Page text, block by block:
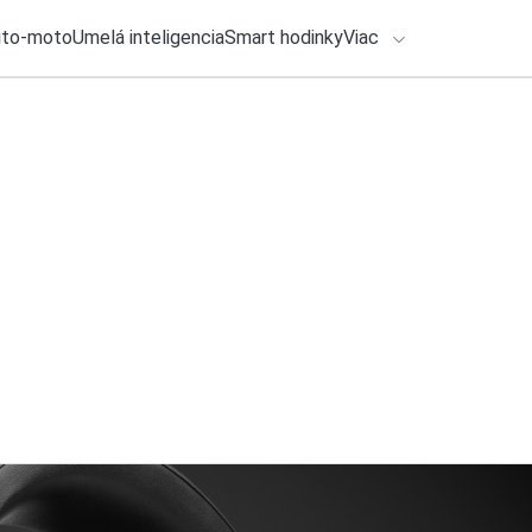
motoUmelá inteligenciaSmart hodinkyViac